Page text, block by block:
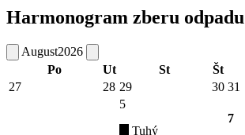
Harmonogram zberu odpadu
August2026
Po
Ut St Št
27
28 29 30 31
5
Tuhý
7